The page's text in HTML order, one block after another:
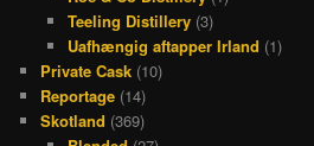
Teeling Distillery(3)
Uafhængig aftapper Irland (1)
Private Cask (10)
Reportage (14)
Skotland (369)